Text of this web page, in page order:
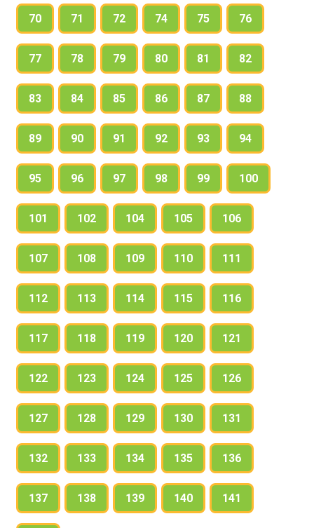
70 71 72 74 75 76
77 78 79 80 81 82
83 84 85 86 87 88
89 90 91 92 93 94
95 96 97 98 99 100
101 102 104 105 106
107 108 109 110 111
112 113 114 115 116
117 118 119 120 121
122 123 124 125 126
127 128 129 130 131
132 133 134 135 136
137 138 139 140 141